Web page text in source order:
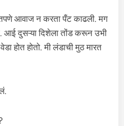
आवाज न करता पँट काढली. मग
आई दुसऱ्या दिशेला तोंड करून उभी
होत होतो. मी लंडाची मुठ मारत